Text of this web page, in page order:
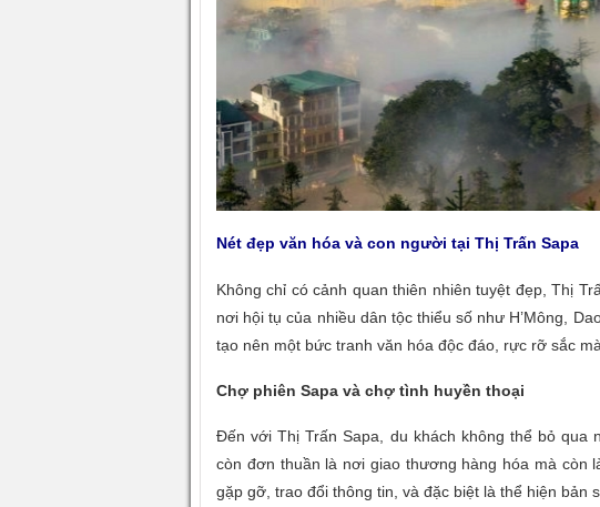
Nét đẹp văn hóa và con người tại Thị Trấn Sapa
Không chỉ có cảnh quan thiên nhiên tuyệt đẹp,Thị
nơi hội tụ của nhiều dân tộc thiểu số như H’Mông,
tạo nên một bức tranh văn hóa độc đáo, rực rỡ sắc
Chợ phiên Sapa và chợ tình huyền thoại
Đến vớiThị Trấn Sapa , du khách không thể bỏ
còn đơn thuần là nơi giao thương hàng hóa mà còn
gặp gỡ, trao đổi thông tin, và đặc biệt là thể hiện bản